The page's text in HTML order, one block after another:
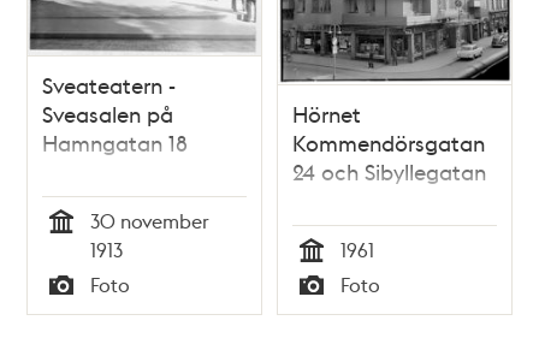
Sveateatern -
Sveasalen på
Hamngatan 18
30 november
1913
Typ
Foto
Hörnet
Kommendörsgatan
24 och Sibyllegatan
Tid
1961
Typ
Foto